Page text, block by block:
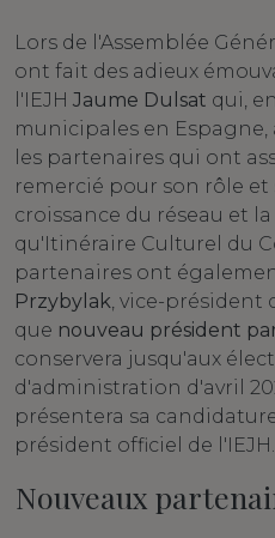
Lors de l'Assemblée
ont fait des adieux
l'IEJH Jaume Dulsat qui,
municipales en Espagne,
les partenaires qui ont
remercié pour son rôle
croissance du réseau et
qu'Itinéraire Culturel du
partenaires ont
Przybylak , vice-
que nouveau président
conservera jusqu'aux
d'administration d'avril
présentera sa
président officiel de l'IEJH.
Nouveaux